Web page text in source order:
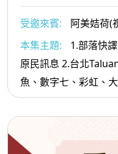
受邀來賓:
阿美姞荷(
本集主題:
1.部落快
原民訊息 2.台北Taluan（阿美族語趣味教學）：鯨
魚、數字七、彩虹、